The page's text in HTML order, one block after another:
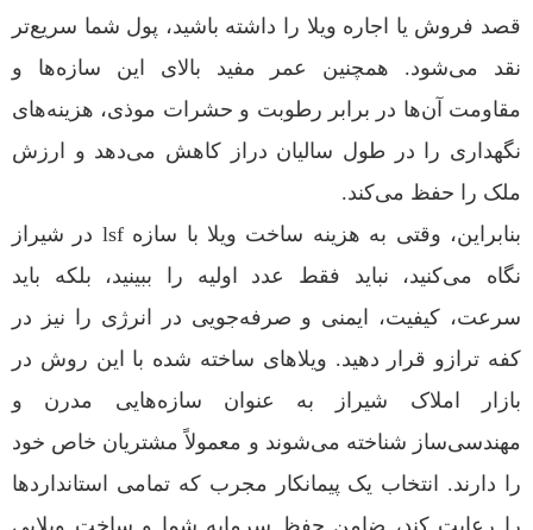
قصد فروش یا اجاره ویلا را داشته باشید، پول شما سریع‌تر
نقد می‌شود. همچنین عمر مفید بالای این سازه‌ها و
مقاومت آن‌ها در برابر رطوبت و حشرات موذی، هزینه‌های
نگهداری را در طول سالیان دراز کاهش می‌دهد و ارزش
ملک را حفظ می‌کند.
بنابراین، وقتی به هزینه ساخت ویلا با سازه lsf در شیراز
نگاه می‌کنید، نباید فقط عدد اولیه را ببینید، بلکه باید
سرعت، کیفیت، ایمنی و صرفه‌جویی در انرژی را نیز در
کفه ترازو قرار دهید. ویلاهای ساخته شده با این روش در
بازار املاک شیراز به عنوان سازه‌هایی مدرن و
مهندسی‌ساز شناخته می‌شوند و معمولاً مشتریان خاص خود
را دارند. انتخاب یک پیمانکار مجرب که تمامی استانداردها
را رعایت کند، ضامن حفظ سرمایه شما و ساخت ویلایی